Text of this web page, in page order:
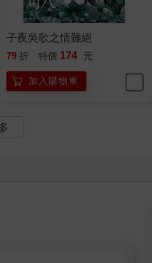
前面的車輛開始行進起來。
在專心開車、沒空理自己的
出來，遠遠的天上掛著美麗
日葵。在不遠的地方，有好
得好快，等她爬到了後擋風
上的水氣快要不見，急忙又
。
子夜吳歌之情難絕
79 折 特價 174 元
加入購物車